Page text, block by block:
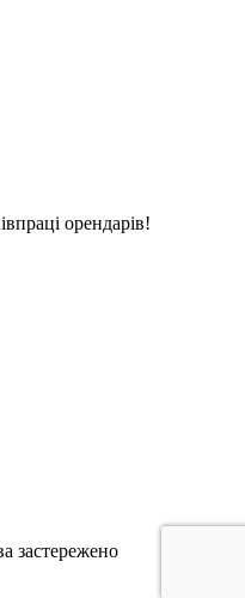
орендарів!
застережено